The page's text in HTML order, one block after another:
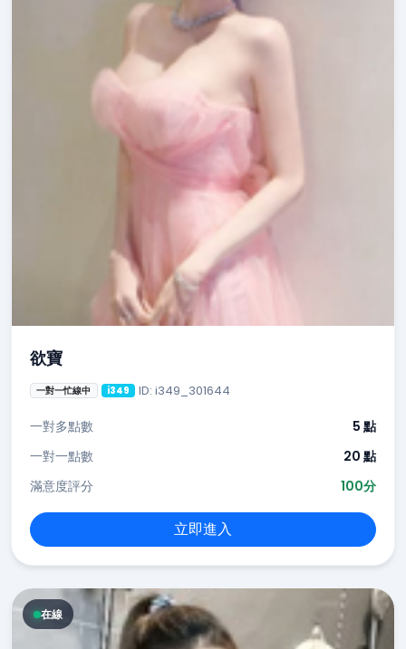
欲寶
一對一忙線中 i349 ID: i349_301644
一對多點數
5 點
一對一點數
20 點
滿意度評分
100分
立即進入
在線